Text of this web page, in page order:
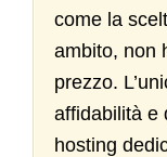
come la
ambito, non
prezzo.
affidabilità e
hosting